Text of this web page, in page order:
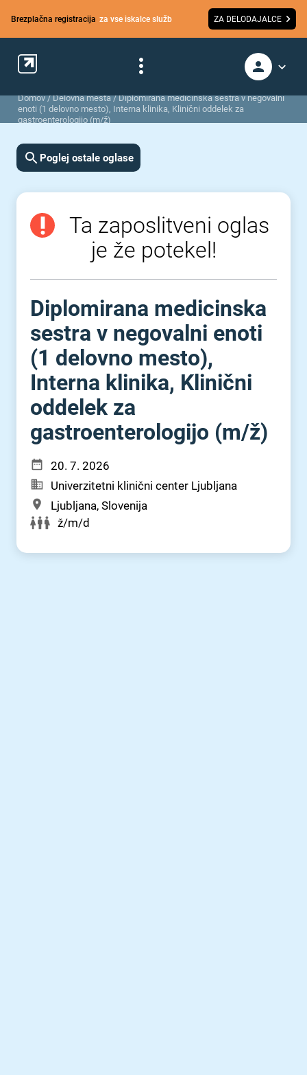
Brezplačna registracija za vse iskalce služb ZA DELODAJALCE
Domov/Delovna mesta/Diplomirana medicinska sestra v negovalni
enoti (1 delovno mesto), Interna klinika, Klinični oddelek za
gastroenterologijo (m/ž)
Poglej ostale oglase
Ta zaposlitveni oglas
je že potekel!
Diplomirana medicinska
sestra v negovalni enoti
(1 delovno mesto),
Interna klinika, Klinični
oddelek za
gastroenterologijo (m⁠/⁠ž)
20. 7. 2026
Univerzitetni klinični center Ljubljana
Ljubljana, Slovenija
ž/m/d